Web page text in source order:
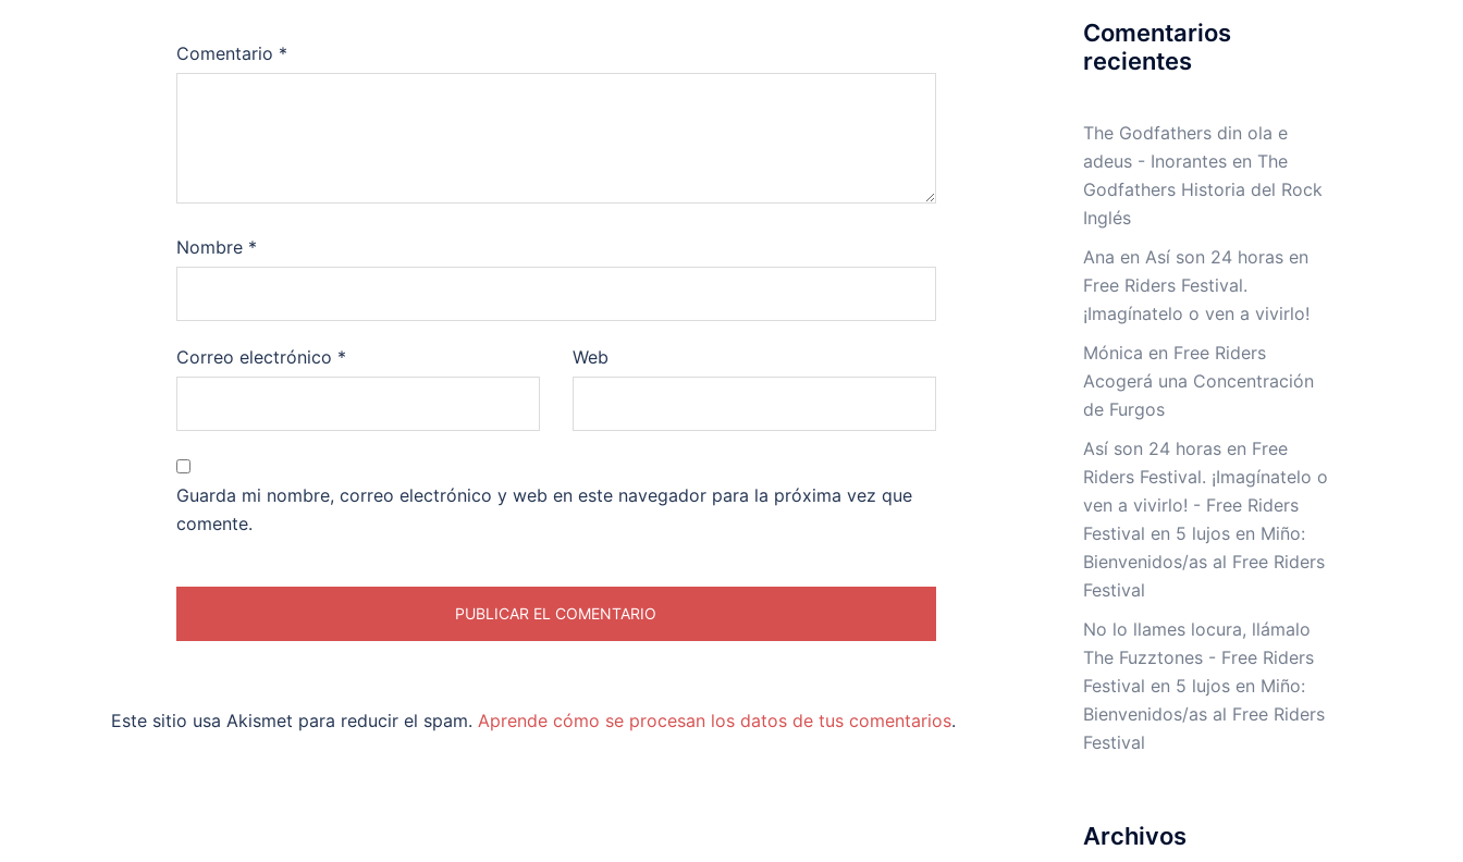
Comentario *
Nombre *
Correo electrónico * Web
Guarda mi nombre, correo electrónico y web en este navegador para la próxima vez que
comente.
Este sitio usa Akismet para reducir el spam. Aprende cómo se procesan los datos de tus comentarios.
Comentarios
recientes
The Godfathers din ola e
adeus - Inorantesen The
Godfathers Historia del Rock
Inglés
Ana en Así son 24 horas en
Free Riders Festival.
¡Imagínatelo o ven a vivirlo!
Mónica en Free Riders
Acogerá una Concentración
de Furgos
Así son 24 horas en Free
Riders Festival. ¡Imagínatelo o
ven a vivirlo! - Free Riders
Festival en 5 lujos en Miño:
Bienvenidos/as al Free Riders
Festival
No lo llames locura, llámalo
The Fuzztones - Free Riders
Festival en 5 lujos en Miño:
Bienvenidos/as al Free Riders
Festival
Archivos